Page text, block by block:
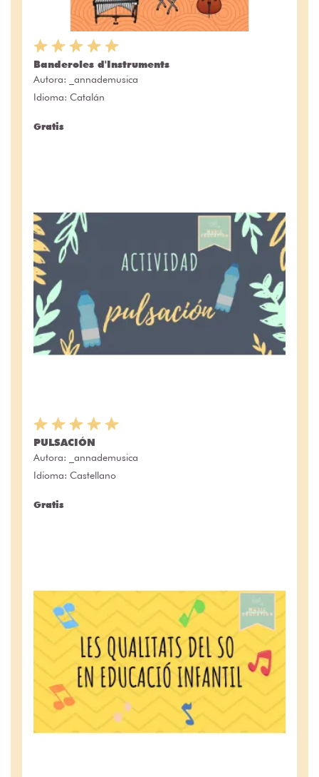
Banderoles d'Instruments
Autora:
_annademusica
Idioma: Catalán
Gratis
PULSACIÓN
Autora:
_annademusica
Idioma: Castellano
Gratis